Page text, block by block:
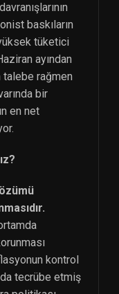
baskıların
tüketici
ayından
talebe rağmen
bir
en net
kontrol
tecrübe etmiş